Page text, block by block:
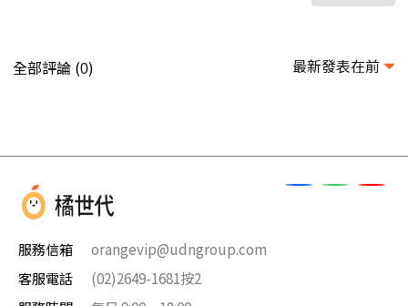
全部評論 (0) 最新發表在前
服務信箱
orangevip@udngroup.com
客服電話
(02)2649-1681按2